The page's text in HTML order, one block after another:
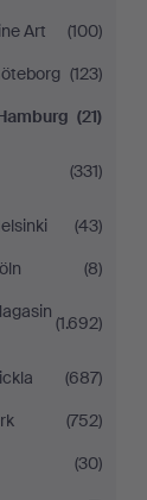
Art
(100)
(123)
(21)
(331)
(43)
(8)
(1.692)
(687)
(752)
(30)